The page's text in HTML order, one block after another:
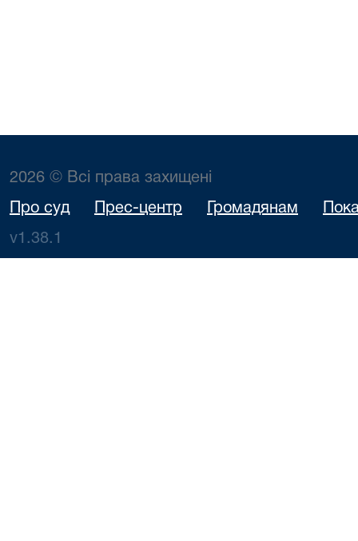
2026 © Всі права захищені
Про суд Прес-центр Громадянам
v1.38.1